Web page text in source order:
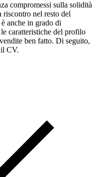
compromessi sulla solidità
nel resto del
anche in grado di
caratteristiche del profilo
ben fatto. Di seguito,
CV.